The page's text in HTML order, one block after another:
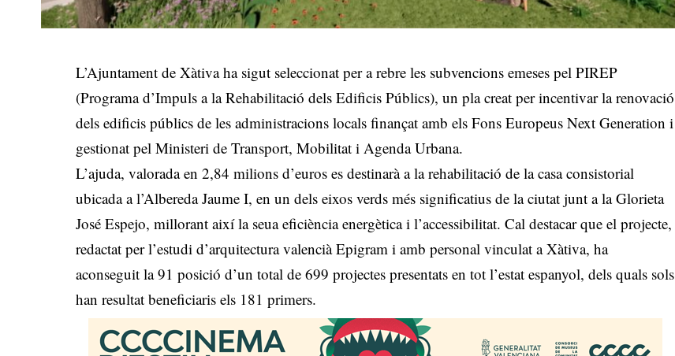
L’Ajuntament de Xàtiva ha sigut seleccionat per a rebre les subvencions emeses pel PIREP
(Programa d’Impuls a la Rehabilitació dels Edificis Públics), un pla creat per incentivar la renovació
dels edificis públics de les administracions locals finançat amb els Fons Europeus Next Generation i
gestionat pel Ministeri de Transport, Mobilitat i Agenda Urbana.
L’ajuda, valorada en 2,84 milions d’euros es destinarà a la rehabilitació de la casa consistorial
ubicada a l’Albereda Jaume I, en un dels eixos verds més significatius de la ciutat junt a la Glorieta
José Espejo, millorant així la seua eficiència energètica i l’accessibilitat. Cal destacar que el projecte,
redactat per l’estudi d’arquitectura valencià Epigram i amb personal vinculat a Xàtiva, ha
aconseguit la 91 posició d’un total de 699 projectes presentats en tot l’estat espanyol, dels quals sols
han resultat beneficiaris els 181 primers.